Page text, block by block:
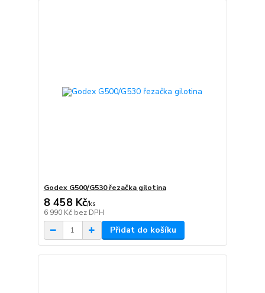
Godex G500/G530 řezačka gilotina
8 458 Kč/ks
6 990 Kč bez DPH
Přidat do košíku